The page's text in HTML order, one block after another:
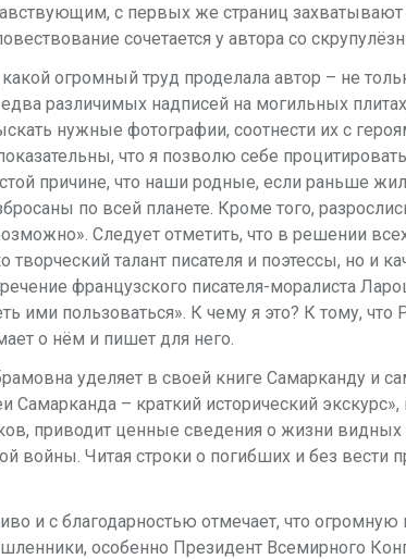
с первых же страниц захватывают
сочетается у автора со
огромный труд проделала автор – не
различимых надписей на могильных
нужные фотографии, соотнести их с
что я позволю себе
причине, что наши родные, если раньше
по всей планете. Кроме того,
Следует отметить, что в решении
творческий талант писателя и поэтессы, но и
французского писателя-моралиста
ими пользоваться». К чему я это? К тому,
о нём и пишет для него.
уделяет в своей книге Самарканду и
Самарканда – краткий исторический
приводит ценные сведения о жизни видных
войны. Читая строки о погибших и без
и с благодарностью отмечает, что
особенно Президент Всемирного